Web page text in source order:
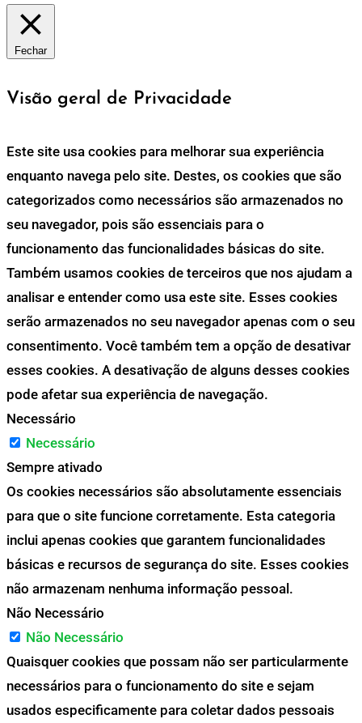
Fechar
Visão geral de Privacidade
Este site usa cookies para melhorar sua experiência
enquanto navega pelo site. Destes, os cookies que são
categorizados como necessários são armazenados no
seu navegador, pois são essenciais para o
funcionamento das funcionalidades básicas do site.
Também usamos cookies de terceiros que nos ajudam a
analisar e entender como usa este site. Esses cookies
serão armazenados no seu navegador apenas com o seu
consentimento. Você também tem a opção de desativar
esses cookies. A desativação de alguns desses cookies
pode afetar sua experiência de navegação.
Necessário
Necessário
Sempre ativado
Os cookies necessários são absolutamente essenciais
para que o site funcione corretamente. Esta categoria
inclui apenas cookies que garantem funcionalidades
básicas e recursos de segurança do site. Esses cookies
não armazenam nenhuma informação pessoal.
Não Necessário
Não Necessário
Quaisquer cookies que possam não ser particularmente
necessários para o funcionamento do site e sejam
usados especificamente para coletar dados pessoais